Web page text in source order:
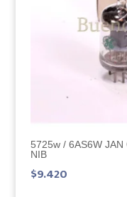
5725w / 6AS6W
NIB
$9.420